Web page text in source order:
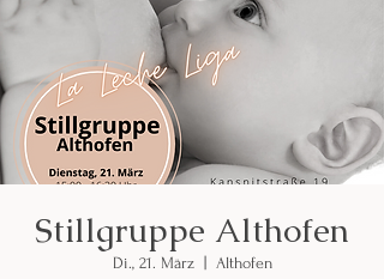
Stillgruppe Althofen
Di., 21. März
  |
Althofen